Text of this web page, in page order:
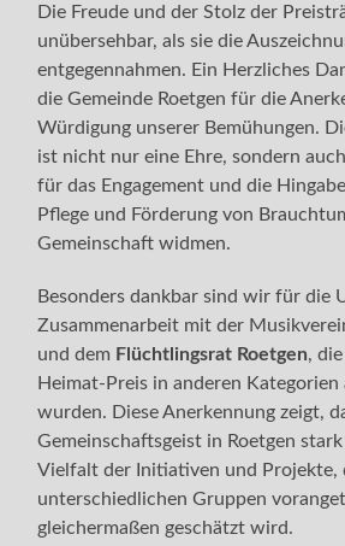
Die Freude und der Stolz der
unübersehbar, als sie die
entgegennahmen. Ein Herzliches
die Gemeinde Roetgen für die
Würdigung unserer Bemühungen.
ist nicht nur eine Ehre, sondern
für das Engagement und die
Pflege und Förderung von
Gemeinschaft widmen.
Besonders dankbar sind wir für die
Zusammenarbeit mit der
und dem Flüchtlingsrat Roetgen,
Heimat-Preis in anderen Kategorien
wurden. Diese Anerkennung zeigt,
Gemeinschaftsgeist in Roetgen
Vielfalt der Initiativen und Projekte,
unterschiedlichen Gruppen
gleichermaßen geschätzt wird.